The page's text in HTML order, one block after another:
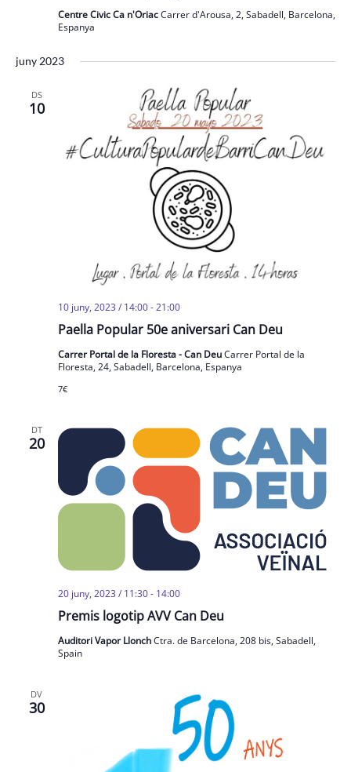
Centre Civic Ca n'OriacCarrer d'Arousa, 2, Sabadell, Barcelona,
Espanya
juny 2023
DS
10
Paella Popular 50e aniversari Can Deu
10 juny, 2023 / 14:00-21:00
Carrer Portal de la Floresta - Can DeuCarrer Portal de la
Floresta, 24, Sabadell, Barcelona, Espanya
7€
DT
20
Premis logotip AVV Can Deu
20 juny, 2023 / 11:30- 14:00
Auditori Vapor LlonchCtra. de Barcelona, 208 bis, Sabadell,
Spain
DV
30